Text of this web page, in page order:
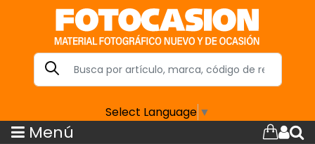
Select Language ▼
Menú